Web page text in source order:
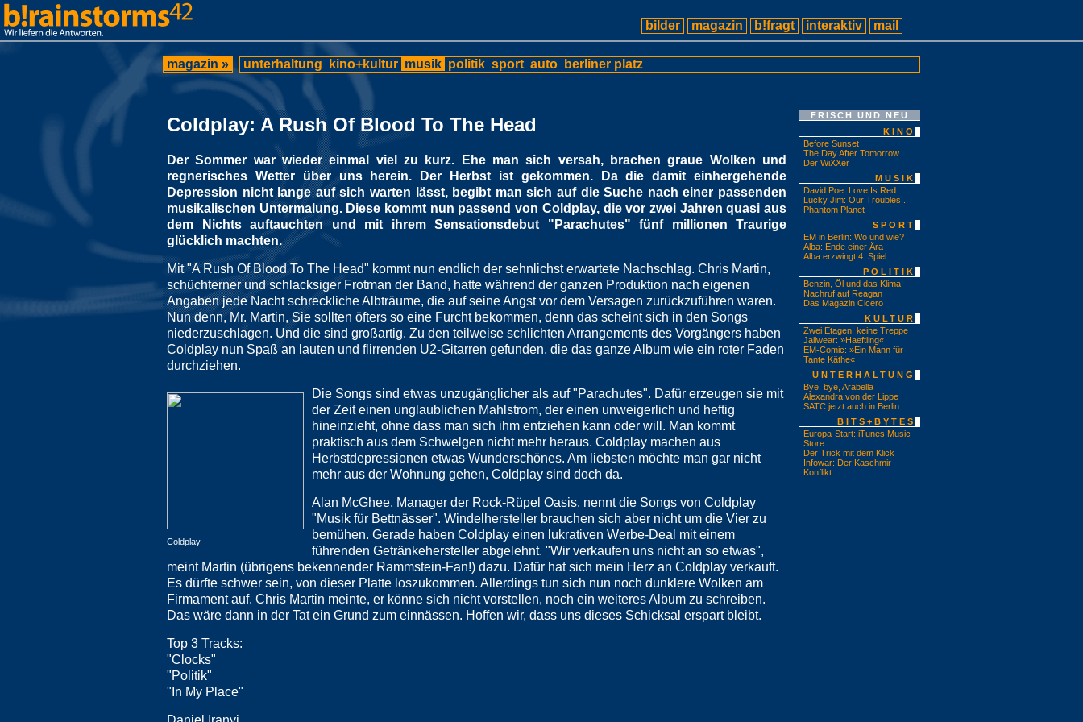
bilder magazin b!fragt interaktiv mail
magazin » unterhaltung kino+kultur musik politik sport auto berliner platz
Coldplay: A Rush Of Blood To The Head
Der Sommer war wieder einmal viel zu kurz. Ehe man sich versah, brachen graue Wolken und
regnerisches Wetter über uns herein. Der Herbst ist gekommen. Da die damit einhergehende
Depression nicht lange auf sich warten lässt, begibt man sich auf die Suche nach einer passenden
musikalischen Untermalung. Diese kommt nun passend von Coldplay, die vor zwei Jahren quasi aus
dem Nichts auftauchten und mit ihrem Sensationsdebut "Parachutes" fünf millionen Traurige
glücklich machten.
Mit "A Rush Of Blood To The Head" kommt nun endlich der sehnlichst erwartete Nachschlag. Chris Martin,
schüchterner und schlacksiger Frotman der Band, hatte während der ganzen Produktion nach eigenen
Angaben jede Nacht schreckliche Albträume, die auf seine Angst vor dem Versagen zurückzuführen waren.
Nun denn, Mr. Martin, Sie sollten öfters so eine Furcht bekommen, denn das scheint sich in den Songs
niederzuschlagen. Und die sind großartig. Zu den teilweise schlichten Arrangements des Vorgängers haben
Coldplay nun Spaß an lauten und flirrenden U2-Gitarren gefunden, die das ganze Album wie ein roter Faden
durchziehen.
Coldplay
Die Songs sind etwas unzugänglicher als auf "Parachutes". Dafür erzeugen sie mit
der Zeit einen unglaublichen Mahlstrom, der einen unweigerlich und heftig
hineinzieht, ohne dass man sich ihm entziehen kann oder will. Man kommt
praktisch aus dem Schwelgen nicht mehr heraus. Coldplay machen aus
Herbstdepressionen etwas Wunderschönes. Am liebsten möchte man gar nicht
mehr aus der Wohnung gehen, Coldplay sind doch da.
Alan McGhee, Manager der Rock-Rüpel Oasis, nennt die Songs von Coldplay
"Musik für Bettnässer". Windelhersteller brauchen sich aber nicht um die Vier zu
bemühen. Gerade haben Coldplay einen lukrativen Werbe-Deal mit einem
führenden Getränkehersteller abgelehnt. "Wir verkaufen uns nicht an so etwas",
meint Martin (übrigens bekennender Rammstein-Fan!) dazu. Dafür hat sich mein Herz an Coldplay verkauft.
Es dürfte schwer sein, von dieser Platte loszukommen. Allerdings tun sich nun noch dunklere Wolken am
Firmament auf. Chris Martin meinte, er könne sich nicht vorstellen, noch ein weiteres Album zu schreiben.
Das wäre dann in der Tat ein Grund zum einnässen. Hoffen wir, dass uns dieses Schicksal erspart bleibt.
Top 3 Tracks:
"Clocks"
"Politik"
"In My Place"
FRISCH UND NEU
KINO
Before Sunset
The Day After Tomorrow
Der WiXXer
MUSIK
David Poe: Love Is Red
Lucky Jim: Our Troubles...
Phantom Planet
SPORT
EM in Berlin: Wo und wie?
Alba: Ende einer Ära
Alba erzwingt 4. Spiel
POLITIK
Benzin, Öl und das Klima
Nachruf auf Reagan
Das Magazin Cicero
KULTUR
Zwei Etagen, keine Treppe
Jailwear: »Haeftling«
EM-Comic: »Ein Mann für
Tante Käthe«
UNTERHALTUNG
Bye, bye, Arabella
Alexandra von der Lippe
SATC jetzt auch in Berlin
BITS+BYTES
Europa-Start: iTunes Music
Store
Der Trick mit dem Klick
Infowar: Der Kaschmir-
Konflikt